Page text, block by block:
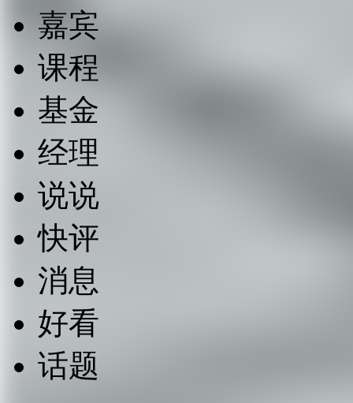
嘉宾
课程
基金
经理
说说
快评
消息
好看
话题